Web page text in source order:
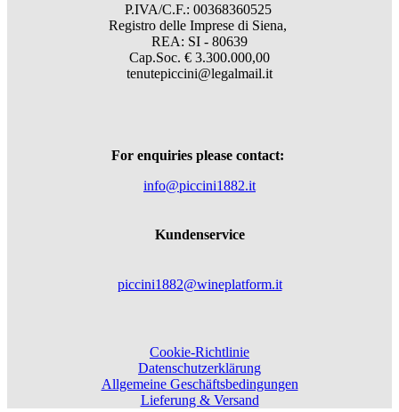
P.IVA/C.F.: 00368360525
Registro delle Imprese di Siena,
REA: SI - 80639
Cap.Soc. € 3.300.000,00
tenutepiccini@legalmail.it
For enquiries please contact:
info@piccini1882.it
Kundenservice
piccini1882@wineplatform.it
Cookie-Richtlinie
Datenschutzerklärung
Allgemeine Geschäftsbedingungen
Lieferung & Versand